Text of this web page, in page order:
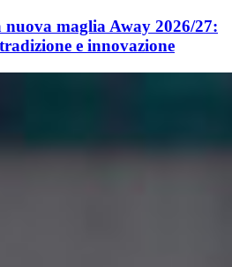
nuova maglia Away 2026/27:
e innovazione